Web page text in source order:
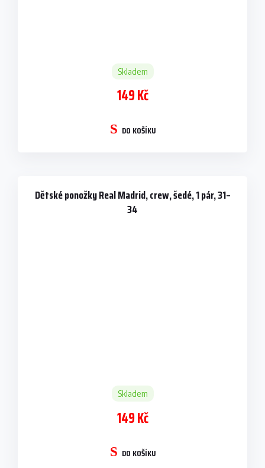
Skladem
149 Kč
DO KOŠÍKU
Dětské ponožky Real Madrid, crew, šedé, 1 pár, 31–
34
Skladem
149 Kč
DO KOŠÍKU